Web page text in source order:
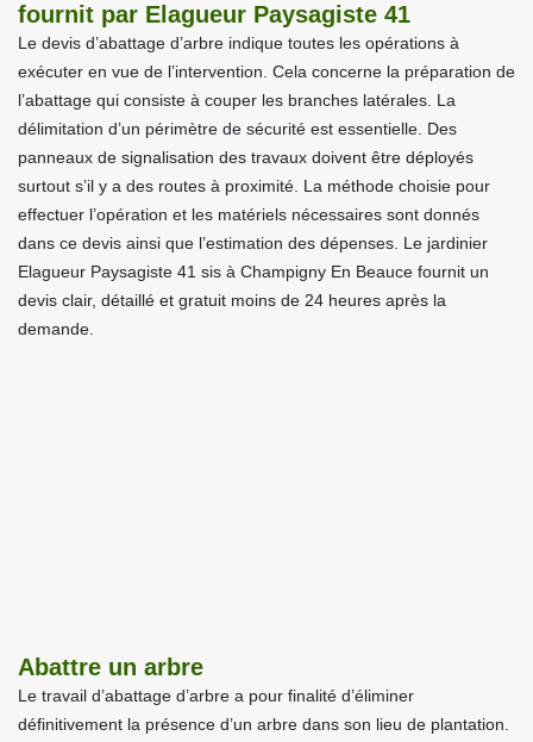
fournit par Elagueur Paysagiste 41
Le devis d’abattage d’arbre indique toutes les opérations à
exécuter en vue de l’intervention. Cela concerne la préparation de
l’abattage qui consiste à couper les branches latérales. La
délimitation d’un périmètre de sécurité est essentielle. Des
panneaux de signalisation des travaux doivent être déployés
surtout s’il y a des routes à proximité. La méthode choisie pour
effectuer l’opération et les matériels nécessaires sont donnés
dans ce devis ainsi que l’estimation des dépenses. Le jardinier
Elagueur Paysagiste 41 sis à Champigny En Beauce fournit un
devis clair, détaillé et gratuit moins de 24 heures après la
demande.
Abattre un arbre
Le travail d’abattage d’arbre a pour finalité d’éliminer
définitivement la présence d’un arbre dans son lieu de plantation.